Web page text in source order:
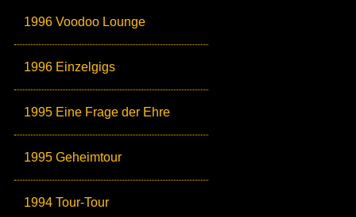
1996 Voodoo Lounge
1996 Einzelgigs
1995 Eine Frage der Ehre
1995 Geheimtour
1994 Tour-Tour